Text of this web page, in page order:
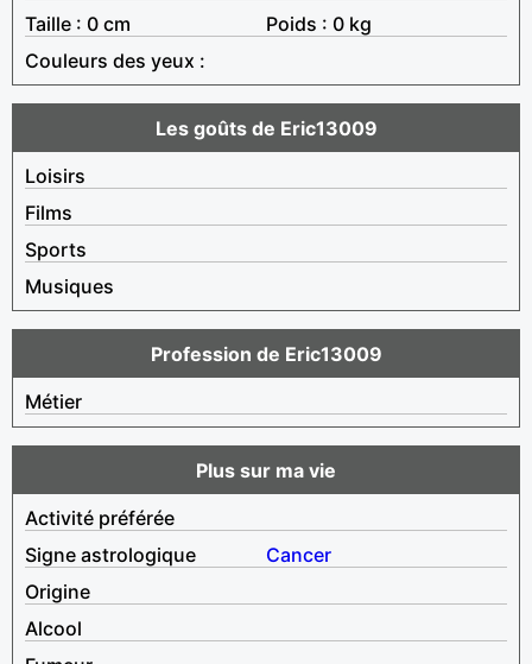
Taille : 0 cm
Poids : 0 kg
Couleurs des yeux :
Les goûts de Eric13009
Loisirs
Films
Sports
Musiques
Profession de Eric13009
Métier
Plus sur ma vie
Activité préférée
Signe astrologique
Cancer
Origine
Alcool